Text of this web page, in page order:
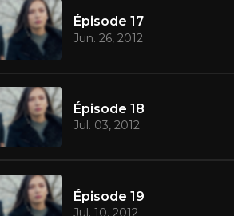
Épisode 17
Jun. 26, 2012
Épisode 18
Jul. 03, 2012
Épisode 19
Jul. 10, 2012